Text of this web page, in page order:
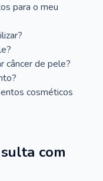
para o meu
câncer de pele?
cosméticos
com